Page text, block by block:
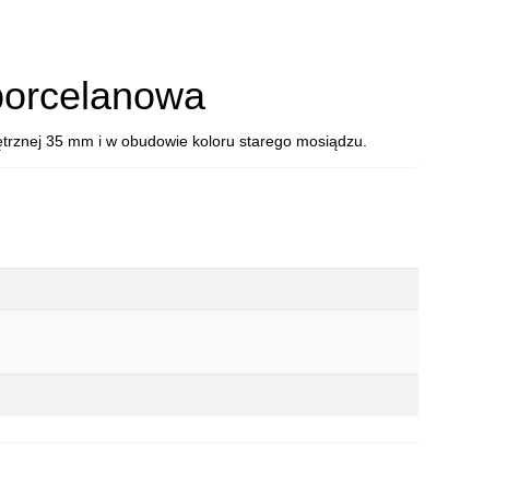
35 mm i w obudowie koloru starego mosiądzu.